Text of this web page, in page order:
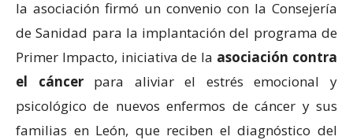
la asociación firmó un convenio con la Consejería
de Sanidad para la implantación del programa de
Primer Impacto, iniciativa de la asociación contra
el cáncerpara aliviar el estrés emocional y
psicológico de nuevos enfermos de cáncer y sus
familias en León, que reciben el diagnóstico del